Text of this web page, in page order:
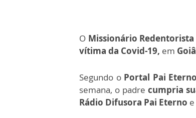
O Missionário Redentorista
vítima da Covid-19, em
Segundo o Portal Pai
semana, o padre cumpria
Rádio Difusora Pai Eterno